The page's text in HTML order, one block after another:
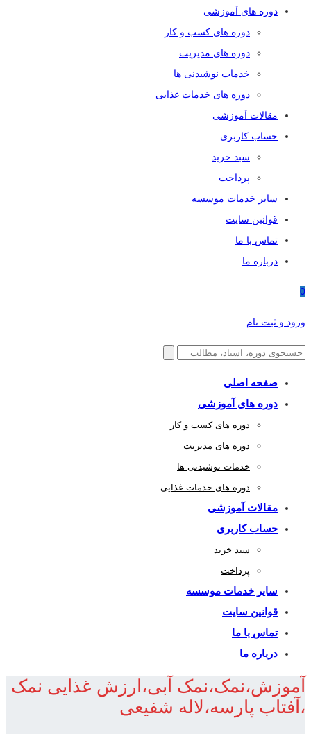
دوره های آموزشی
دوره های کسب و کار
دوره های مدیریت
خدمات نوشیدنی ها
دوره های خدمات غذایی
مقالات آموزشی
حساب کاربری
سبد خرید
پرداخت
سایر خدمات موسسه
قوانین سایت
تماس با ما
درباره ما
0
ورود و ثبت نام
صفحه اصلی
دوره های آموزشی
دوره های کسب و کار
دوره های مدیریت
خدمات نوشیدنی ها
دوره های خدمات غذایی
مقالات آموزشی
حساب کاربری
سبد خرید
پرداخت
سایر خدمات موسسه
قوانین سایت
تماس با ما
درباره ما
آموزش،نمک،نمک آبی،ارزش غذایی نمک
،آفتاب پارسه،لاله شفیعی